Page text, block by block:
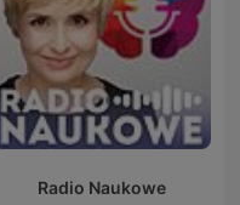
Radio Naukowe